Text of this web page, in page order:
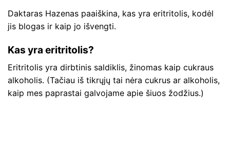
Daktaras Hazenas paaiškina, kas yra eritritolis, kodėl
jis blogas ir kaip jo išvengti.
Kas yra eritritolis?
Eritritolis yra dirbtinis saldiklis, žinomas kaip cukraus
alkoholis. (Tačiau iš tikrųjų tai nėra cukrus ar alkoholis,
kaip mes paprastai galvojame apie šiuos žodžius.)